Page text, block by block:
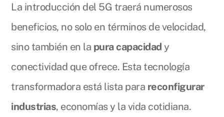
La introducción del 5G traerá numerosos
beneficios, no solo en términos de velocidad,
sino también en la pura capacidad y
conectividad que ofrece. Esta tecnología
transformadora está lista para reconfigurar
industrias, economías y la vida cotidiana.